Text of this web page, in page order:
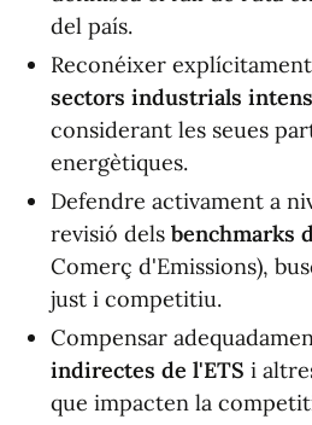
del país.
Reconéixer
sectors industrials
considerant les seues
energètiques.
Defendre activament a
revisió dels benchmarks
Comerç d'Emissions),
just i competitiu.
Compensar
indirectes de l'ETS i
que impacten la